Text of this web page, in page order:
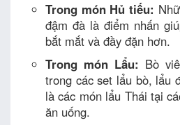
Trong món Hủ tiếu:
đậm đà là điểm nhấn
bắt mắt và đầy đặn hơn.
Trong món Lẩu: Bò
trong các set lẩu bò, lẩu
là các món lẩu Thái tại
ăn uống.